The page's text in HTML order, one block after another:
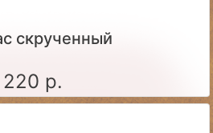
скрученный
220 р.